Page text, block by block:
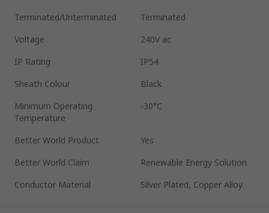
Terminated/Unterminated
Terminated
Voltage
240V ac
IP Rating
IP54
Sheath Colour
Black
Minimum Operating
Temperature
-30°C
Better World Product
Yes
Better World Claim
Renewable Energy Solution
Conductor Material
Silver Plated, Copper Alloy